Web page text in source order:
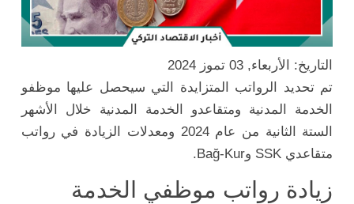
التاريخ: الأربعاء, 03 تموز 2024
تم تحديد الرواتب المتزايدة التي سيحصل عليها موظفو
الخدمة المدنية ومتقاعدو الخدمة المدنية خلال الأشهر
الستة الثانية من عام 2024 ومعدلات الزيادة في رواتب
متقاعدي SSK وBağ-Kur.
زيادة رواتب موظفي الخدمة